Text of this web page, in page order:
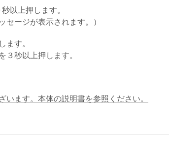
以上押します。
セージが表示されます。）
ます。
３秒以上押します。
ます。本体の説明書を参照ください。